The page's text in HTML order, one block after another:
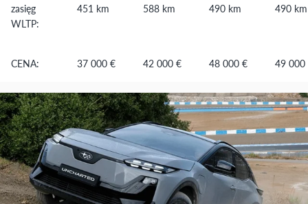
zasięg
WLTP:
451 km 588 km 490 km 490 km
CENA: 37 000 € 42 000 € 48 000 € 49 000